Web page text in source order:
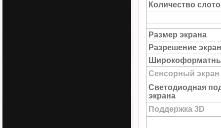
Количество
Размер экрана
Разрешение
Сенсорный экран
Светодиодная
экрана
Поддержка 3D